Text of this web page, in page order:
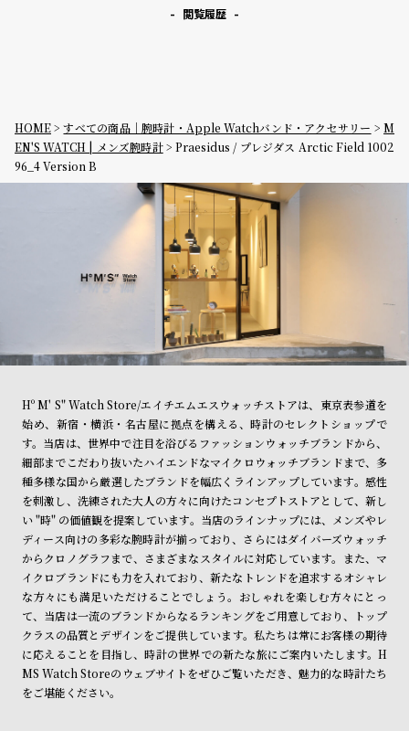
閲覧履歴
HOME すべての商品｜腕時計・Apple Watchバンド・アクセサリー
M
EN'S WATCH | メンズ腕時計
Praesidus / プレジダス Arctic Field 1002
96_4 Version B
Hº M' S" Watch Store/エイチエムエスウォッチストアは、東京表参道を
始め、新宿・横浜・名古屋に拠点を構える、時計のセレクトショップで
す。当店は、世界中で注目を浴びるファッションウォッチブランドから、
細部までこだわり抜いたハイエンドなマイクロウォッチブランドまで、多
種多様な国から厳選したブランドを幅広くラインアップしています。感性
を刺激し、洗練された大人の方々に向けたコンセプトストアとして、新し
い "時" の価値観を提案しています。当店のラインナップには、メンズやレ
ディース向けの多彩な腕時計が揃っており、さらにはダイバーズウォッチ
からクロノグラフまで、さまざまなスタイルに対応しています。また、マ
イクロブランドにも力を入れており、新たなトレンドを追求するオシャレ
な方々にも満足いただけることでしょう。おしゃれを楽しむ方々にとっ
て、当店は一流のブランドからなるランキングをご用意しており、トップ
クラスの品質とデザインをご提供しています。私たちは常にお客様の期待
に応えることを目指し、時計の世界での新たな旅にご案内いたします。H
MS Watch Storeのウェブサイトをぜひご覧いただき、魅力的な時計たち
をご堪能ください。